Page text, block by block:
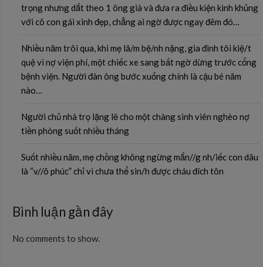
trọng nhưng dắt theo 1 ông già và đưa ra điều kiện kinh khủng
với cô con gái xinh đẹp, chẳng ai ngờ được ngay đêm đó…
Nhiều năm trôi qua, khi mẹ lâ/m bệ/nh nặng, gia đình tôi kiệ/t
quệ vì nợ viện phí, một chiếc xe sang bất ngờ dừng trước cổng
bệnh viện. Người đàn ông bước xuống chính là cậu bé năm
nào…
Người chủ nhà trọ lặng lẽ cho một chàng sinh viên nghèo nợ
tiền phòng suốt nhiều tháng
Suốt nhiều năm, mẹ chồng không ngừng mắn//g nh/iếc con dâu
là “v//ô phúc” chỉ vì chưa thể sin/h được cháu đích tôn
Bình luận gần đây
No comments to show.